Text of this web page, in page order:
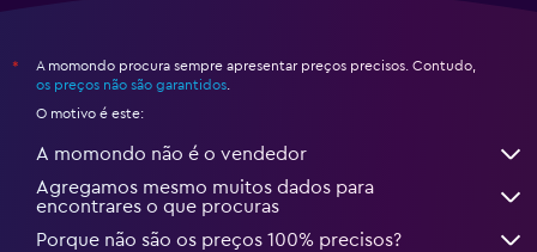
*
A momondo procura sempre apresentar preços precisos. Contudo,
os preços não são garantidos
O motivo é este:
A momondo não é o vendedor
Agregamos mesmo muitos dados para
encontrares o que procuras
Porque não são os preços 100% precisos?